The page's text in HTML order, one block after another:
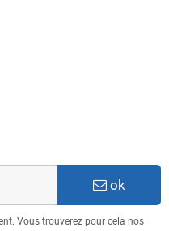
ok
Vous trouverez pour cela nos